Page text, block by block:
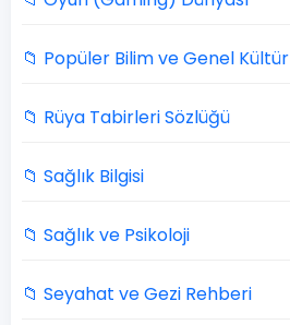
📁 Popüler Bilim ve Genel Kültür
📁 Rüya Tabirleri Sözlüğü
📁 Sağlık Bilgisi
📁 Sağlık ve Psikoloji
📁 Seyahat ve Gezi Rehberi